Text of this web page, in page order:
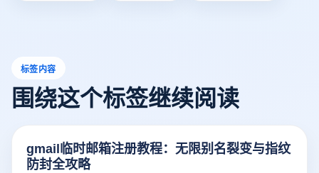
标签内容
围绕这个标签继续阅读
gmail临时邮箱注册教程：无限别名裂变与指纹
防封全攻略